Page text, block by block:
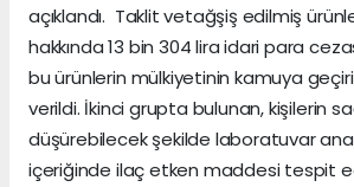
açıklandı. Taklit vetağşiş edilmiş
hakkında 13 bin 304 lira idari para
bu ürünlerin mülkiyetinin kamuya
verildi. İkinci grupta bulunan, kişilerin
düşürebilecek şekilde laboratuvar
içeriğinde ilaç etken maddesi tespit